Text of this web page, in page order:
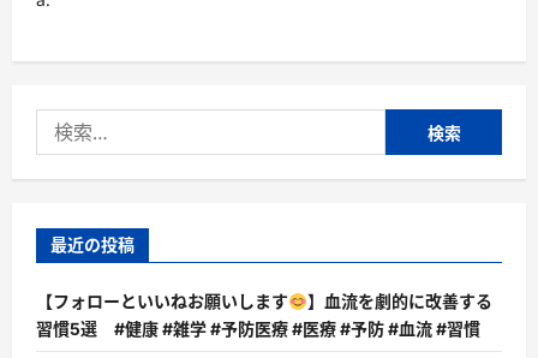
索:
最近の投稿
【フォローといいねお願いします
】血流を劇的に改善する
習慣5選 #健康 #雑学 #予防医療 #医療 #予防 #血流 #習慣